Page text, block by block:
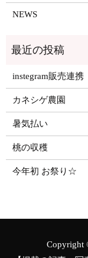
NEWS
instegram販売連
カネシゲ農園
暑気払い
桃の収穫
今年初 お祭り☆
Copyright